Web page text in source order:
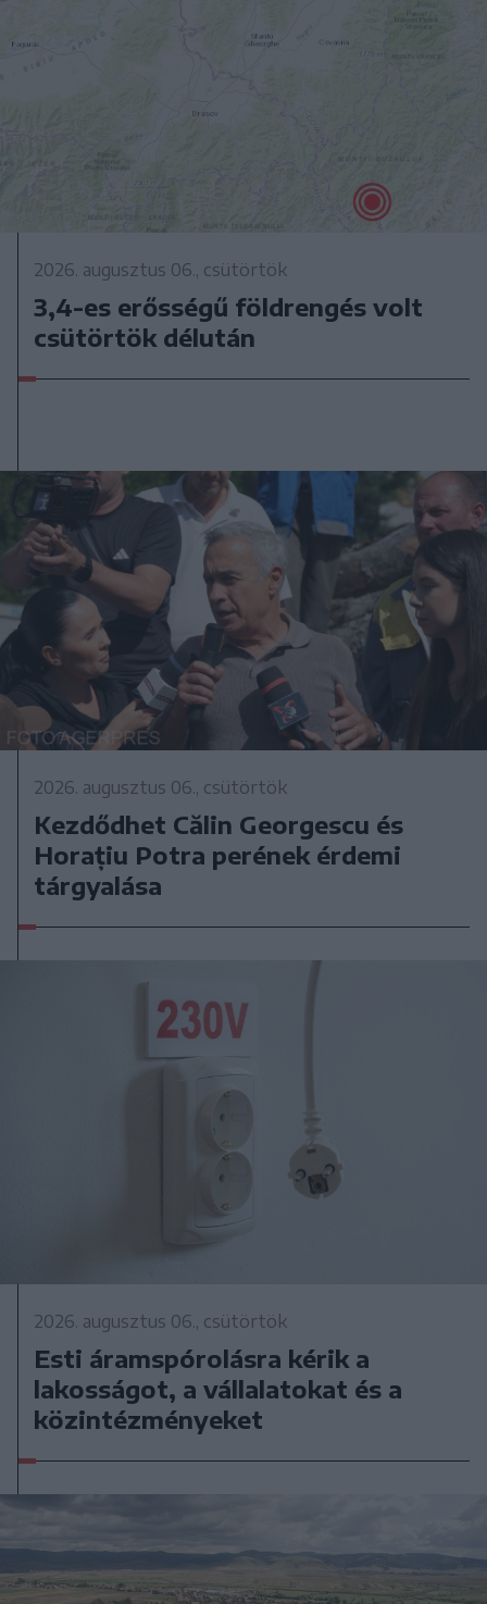
2026. augusztus 06., csütörtök
3,4-es erősségű földrengés volt
csütörtök délután
2026. augusztus 06., csütörtök
Kezdődhet Călin Georgescu és
Horațiu Potra perének érdemi
tárgyalása
2026. augusztus 06., csütörtök
Esti áramspórolásra kérik a
lakosságot, a vállalatokat és a
közintézményeket